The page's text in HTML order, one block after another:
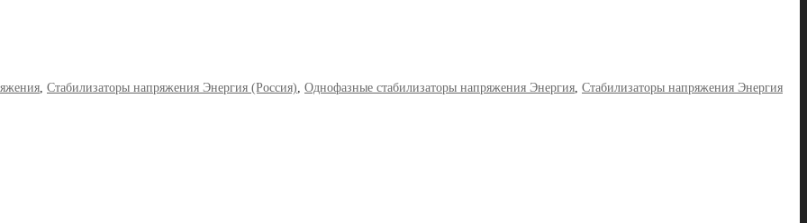
, Стабилизаторы напряжения Энергия (Россия), Однофазные стабилизаторы напряжения Энергия, Стабилизаторы напряжения Энергия